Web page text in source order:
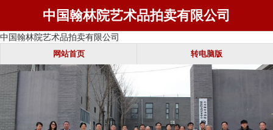
中国翰林院艺术品拍卖有限公司
中国翰林院艺术品拍卖有限公司
网站首页 转电脑版